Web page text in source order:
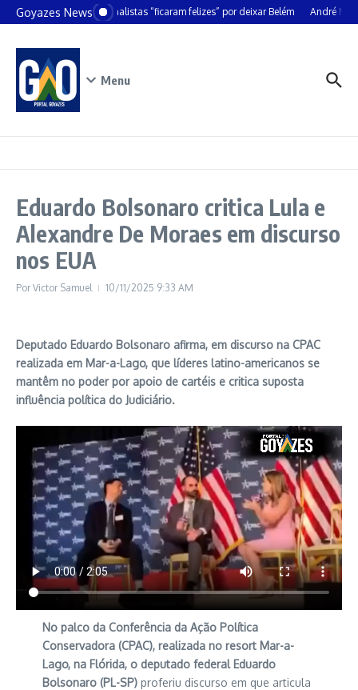
Ir para o conteúdo
Goyazes News
alemão diz que jornalistas “ficaram felizes” por deixar Belém André
Menu
Eduardo Bolsonaro critica Lula e
Alexandre De Moraes em discurso
nos EUA
PorVictor Samuel 10/11/2025 9:33 AM
Deputado Eduardo Bolsonaro afirma, em discurso na CPAC
realizada em Mar-a-Lago, que líderes latino-americanos se
mantêm no poder por apoio de cartéis e critica suposta
influência política do Judiciário.
No palco da Conferência da Ação Política
Conservadora (CPAC), realizada no resort Mar-a-
Lago, na Flórida, o deputado federal Eduardo
Bolsonaro (PL-SP) proferiu discurso em que articula